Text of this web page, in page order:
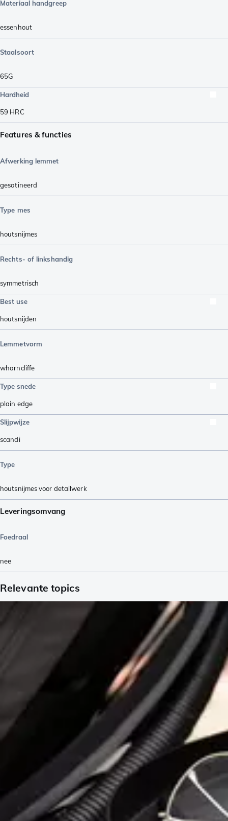
Materiaal handgreep
essenhout
Staalsoort
65G
Hardheid
59 HRC
Features & functies
Afwerking lemmet
gesatineerd
Type mes
houtsnijmes
Rechts- of linkshandig
symmetrisch
Best use
houtsnijden
Lemmetvorm
wharncliffe
Type snede
plain edge
Slijpwijze
scandi
Type
houtsnijmes voor detailwerk
Leveringsomvang
Foedraal
nee
Relevante topics